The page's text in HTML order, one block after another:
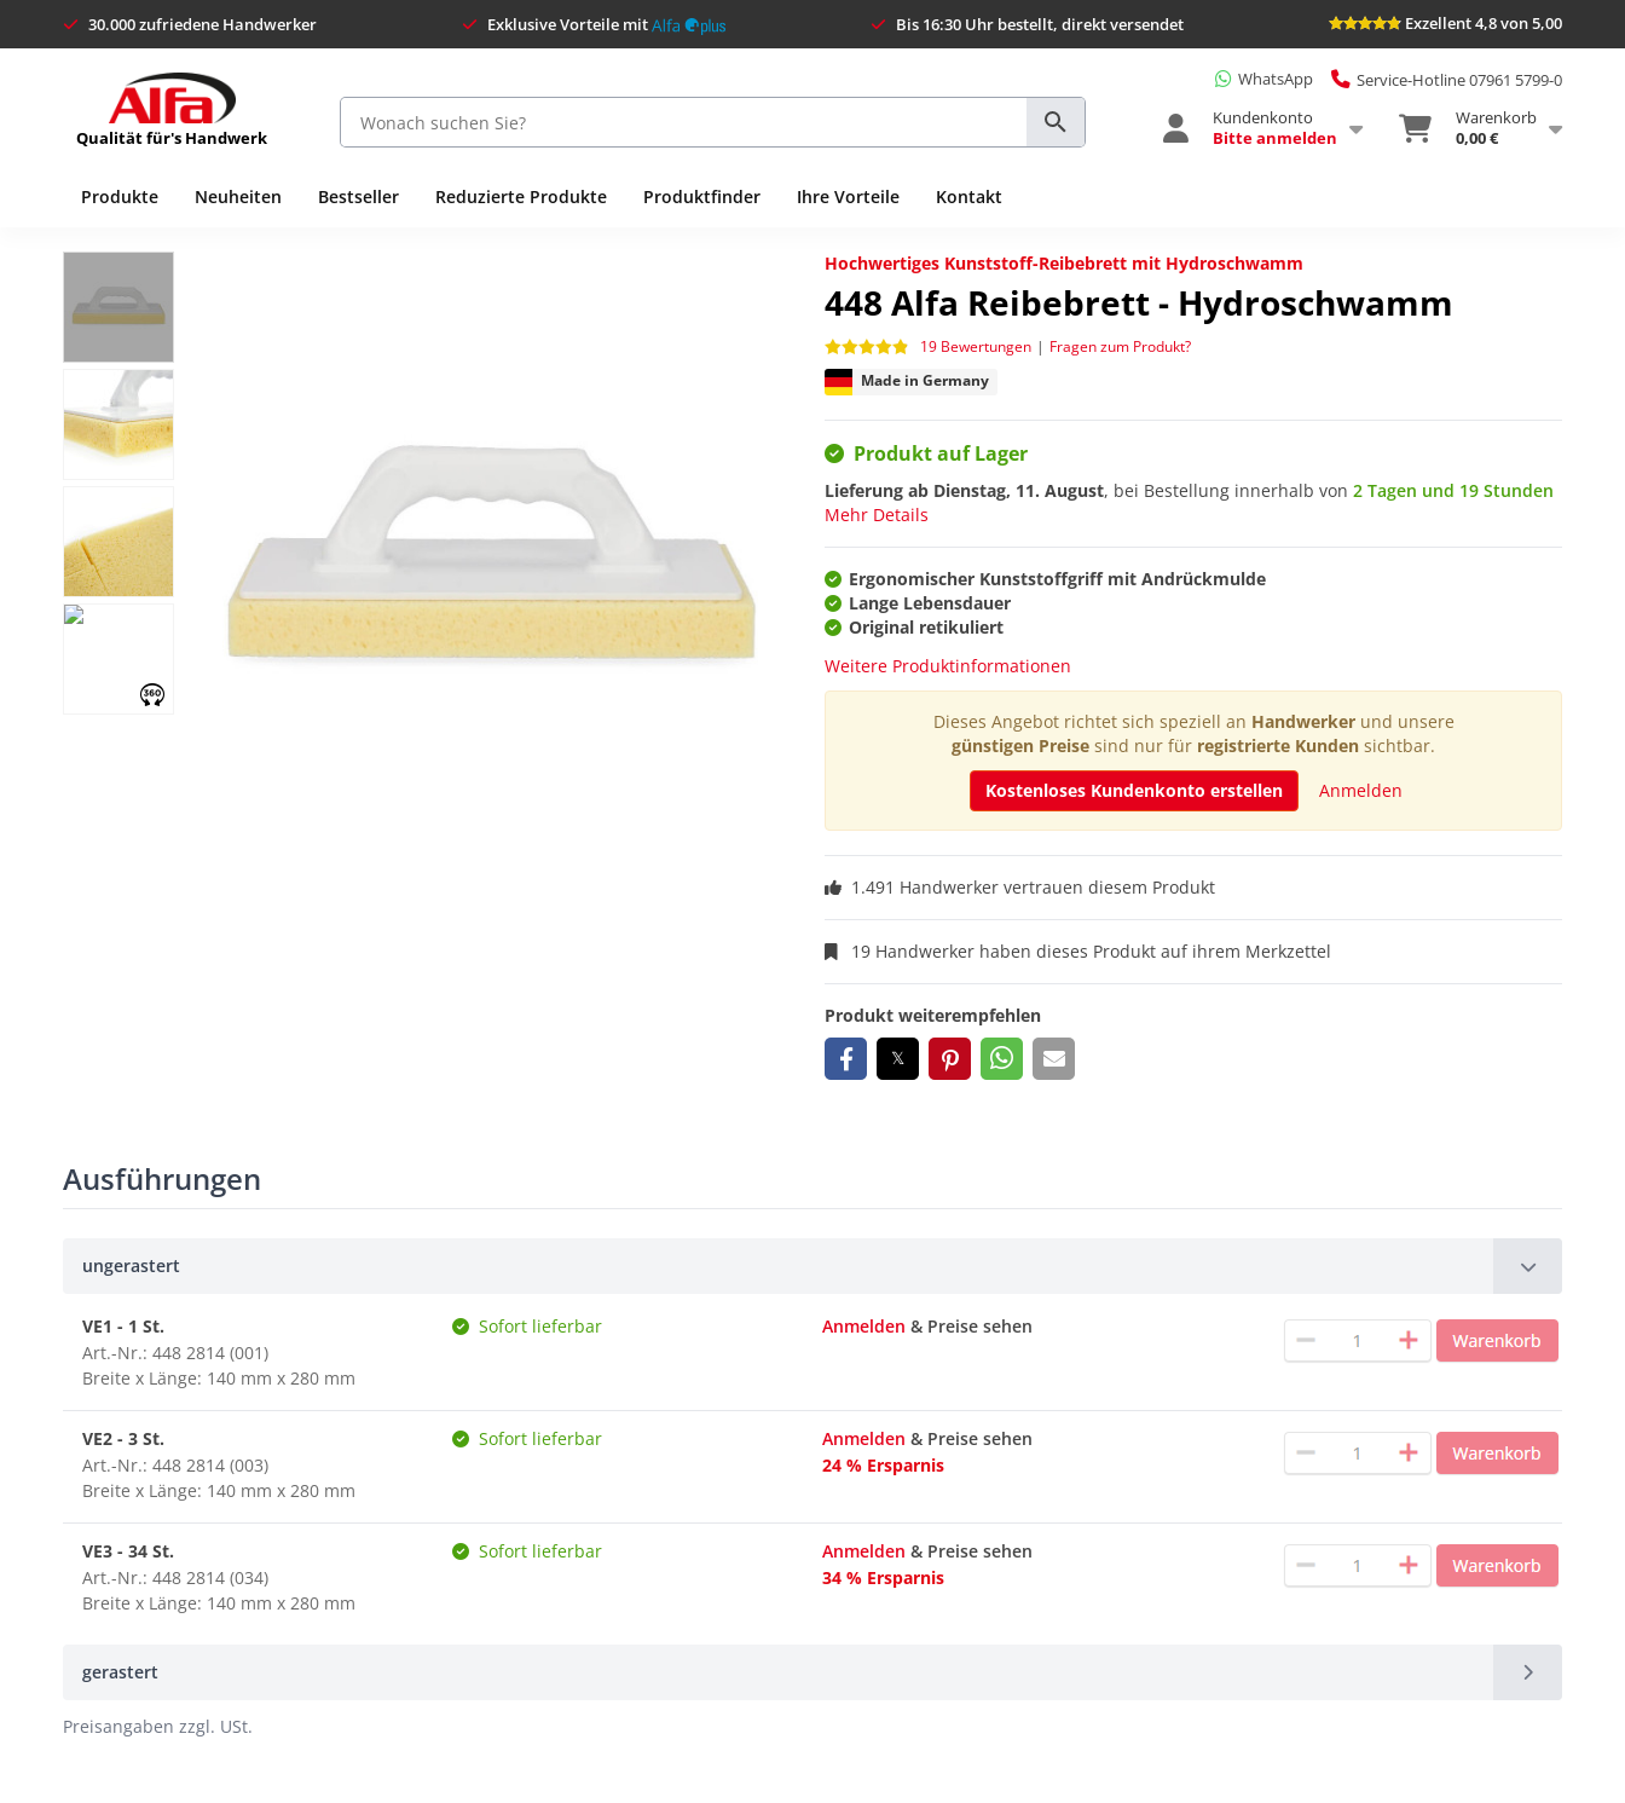
30.000 zufriedene Handwerker Exklusive Vorteile mit Bis 16:30 Uhr bestellt, direkt versendet Exzellent 4,8 von 5,00
Qualität für's Handwerk
WhatsApp
Service-Hotline 07961 5799-0
Kundenkonto
Bitte anmelden
Warenkorb
0,00 €
Produkte Neuheiten Bestseller Reduzierte Produkte Produktfinder Ihre Vorteile Kontakt
Hochwertiges Kunststoff-Reibebrett mit Hydroschwamm
448 Alfa Reibebrett - Hydroschwamm
19 Bewertungen | Fragen zum Produkt?
Made in Germany
Produkt auf Lager
Lieferung ab Dienstag, 11. August, bei Bestellung innerhalb von 2 Tagen und 19 Stunden
Mehr Details
Ergonomischer Kunststoffgriff mit Andrückmulde
Lange Lebensdauer
Original retikuliert
Weitere Produktinformationen
Dieses Angebot richtet sich speziell an Handwerkerund unsere
günstigen Preise sind nur für registrierte Kunden sichtbar.
Kostenloses Kundenkonto erstellen
Anmelden
1.491 Handwerker vertrauen diesem Produkt
19 Handwerker haben dieses Produkt auf ihrem Merkzettel
Produkt weiterempfehlen
Ausführungen
ungerastert
VE1 - 1 St.
Art.-Nr.: 448 2814 (001)
Breite x Länge: 140 mm x 280 mm
Sofort lieferbar Anmelden & Preise sehen
VE2 - 3 St.
Art.-Nr.: 448 2814 (003)
Breite x Länge: 140 mm x 280 mm
Sofort lieferbar Anmelden & Preise sehen
24 % Ersparnis
VE3 - 34 St.
Art.-Nr.: 448 2814 (034)
Breite x Länge: 140 mm x 280 mm
Sofort lieferbar Anmelden & Preise sehen
34 % Ersparnis
gerastert
Preisangaben zzgl. USt.